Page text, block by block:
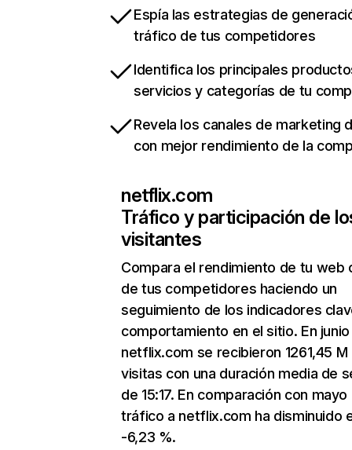
Espía las estrategias de
tráfico de tus competidores
Identifica los principales
servicios y categorías de tu
Revela los canales de marketing
con mejor rendimiento de la
netflix.com
Tráfico y participación de
visitantes
Compara el rendimiento de tu web
de tus competidores haciendo un
seguimiento de los indicadores
comportamiento en el sitio. En junio
netflix.com se recibieron 1261,45 M
visitas con una duración media de
de 15:17. En comparación con mayo
tráfico a netflix.com ha disminuido
-6,23 %.